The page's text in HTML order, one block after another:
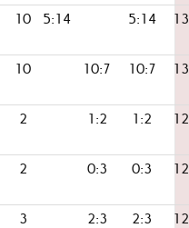
10 5:14 5:14
10 10:7 10:7
2 1:2 1:2
2 0:3 0:3
3 2:3 2:3